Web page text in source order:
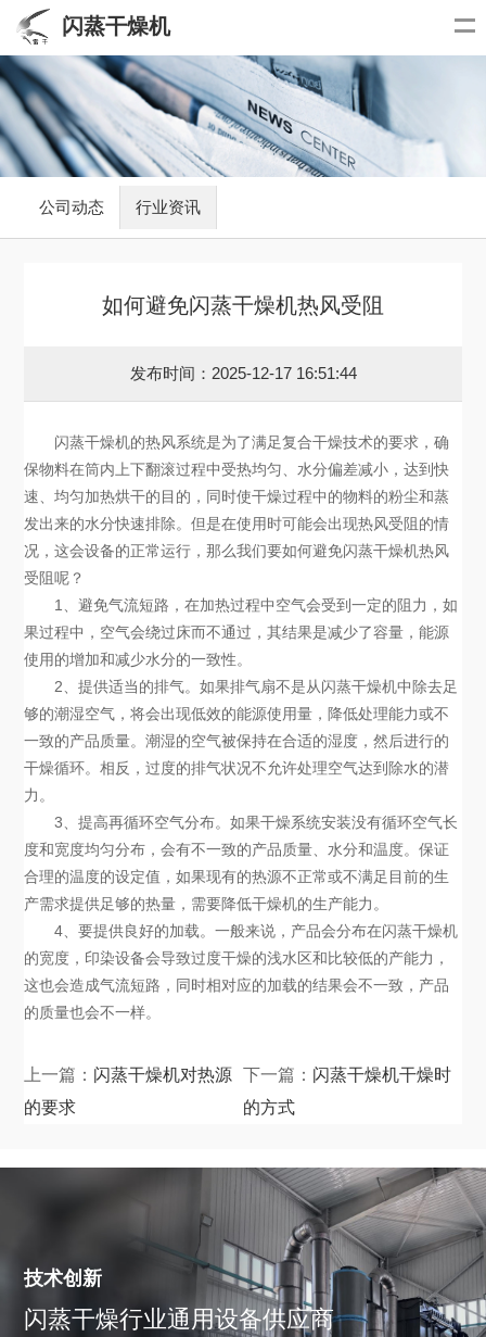
闪蒸干燥机
公司动态 行业资讯
如何避免闪蒸干燥机热风受阻
发布时间：2025-12-17 16:51:44
闪蒸干燥机的热风系统是为了满足复合干燥技术的要求，确
保物料在筒内上下翻滚过程中受热均匀、水分偏差减小，达到快
速、均匀加热烘干的目的，同时使干燥过程中的物料的粉尘和蒸
发出来的水分快速排除。但是在使用时可能会出现热风受阻的情
况，这会设备的正常运行，那么我们要如何避免闪蒸干燥机热风
受阻呢？
1、避免气流短路，在加热过程中空气会受到一定的阻力，如
果过程中，空气会绕过床而不通过，其结果是减少了容量，能源
使用的增加和减少水分的一致性。
2、提供适当的排气。如果排气扇不是从闪蒸干燥机中除去足
够的潮湿空气，将会出现低效的能源使用量，降低处理能力或不
一致的产品质量。潮湿的空气被保持在合适的湿度，然后进行的
干燥循环。相反，过度的排气状况不允许处理空气达到除水的潜
力。
3、提高再循环空气分布。如果干燥系统安装没有循环空气长
度和宽度均匀分布，会有不一致的产品质量、水分和温度。保证
合理的温度的设定值，如果现有的热源不正常或不满足目前的生
产需求提供足够的热量，需要降低干燥机的生产能力。
4、要提供良好的加载。一般来说，产品会分布在闪蒸干燥机
的宽度，印染设备会导致过度干燥的浅水区和比较低的产能力，
这也会造成气流短路，同时相对应的加载的结果会不一致，产品
的质量也会不一样。
上一篇： 闪蒸干燥机对热源
的要求
下一篇： 闪蒸干燥机干燥时
的方式
技术创新
闪蒸干燥行业通用设备供应商